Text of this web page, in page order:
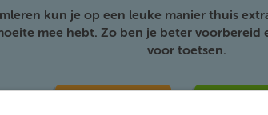
kun je op een leuke manier thuis
mee hebt. Zo ben je beter voorbereid
voor toetsen.